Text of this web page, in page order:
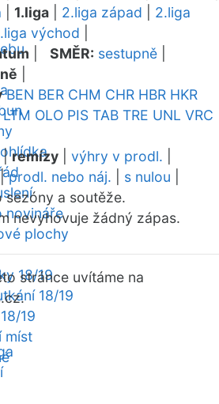
novináře
plochy
18/19
18/19
19
míst
1.liga 2.liga západ
2.liga
východ
SMĚR: sestupně
BEN BER CHM CHR HBR HKR
LTM OLO PIS TAB TRE UNL VRC
|remízy výhry v prodl.
prodl. nebo náj. s nulou
a soutěže.
nevyhovuje žádný zápas.
stránce uvítáme na